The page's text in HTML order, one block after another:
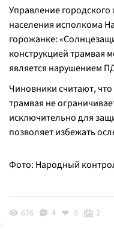
Управление
населения исполкома
горожанке: «
конструкцией трамвая
является нарушением
Чиновники считают,
трамвая не
исключительно для
позволяет избежать
Фото: Народный
676 4 0 2